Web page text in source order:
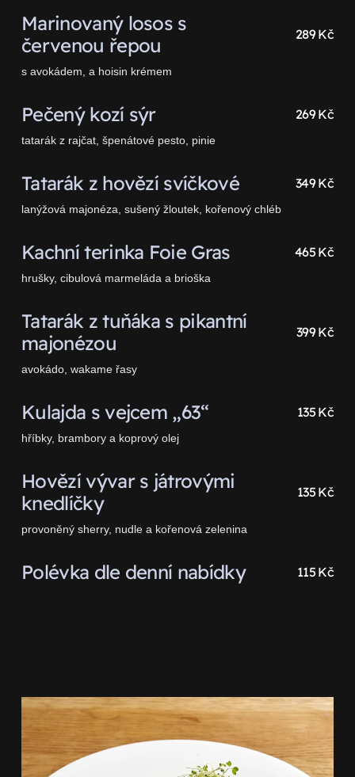
Marinovaný losos s
červenou řepou
289 Kč
s avokádem, a hoisin krémem
Pečený kozí sýr 269 Kč
tatarák z rajčat, špenátové pesto, pinie
Tatarák z hovězí svíčkové 349 Kč
lanýžová majonéza, sušený žloutek, kořenový chléb
Kachní terinka Foie Gras 465 Kč
hrušky, cibulová marmeláda a brioška
Tatarák z tuňáka s pikantní
majonézou
399 Kč
avokádo, wakame řasy
Kulajda s vejcem „63“ 135 Kč
hříbky, brambory a koprový olej
Hovězí vývar s játrovými
knedlíčky
135 Kč
provoněný sherry, nudle a kořenová zelenina
Polévka dle denní nabídky 115 Kč